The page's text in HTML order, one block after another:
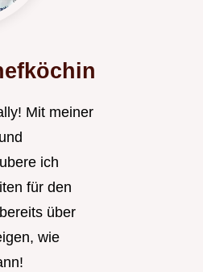
Mit meiner
ich
für den
über
wie